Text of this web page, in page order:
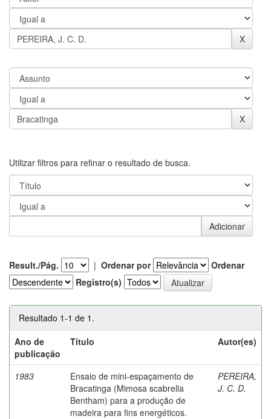
Utilizar filtros para refinar o resultado de busca.
Result./Pág. | Ordenar por
Ordenar
Registro(s)
Resultado 1-1 de 1.
Ano de
publicação
Título Autor(es)
1983
Ensaio de mini-espaçamento de
Bracatinga (Mimosa scabrella
Bentham) para a produção de
madeira para fins energéticos.
PEREIRA,
J. C. D.